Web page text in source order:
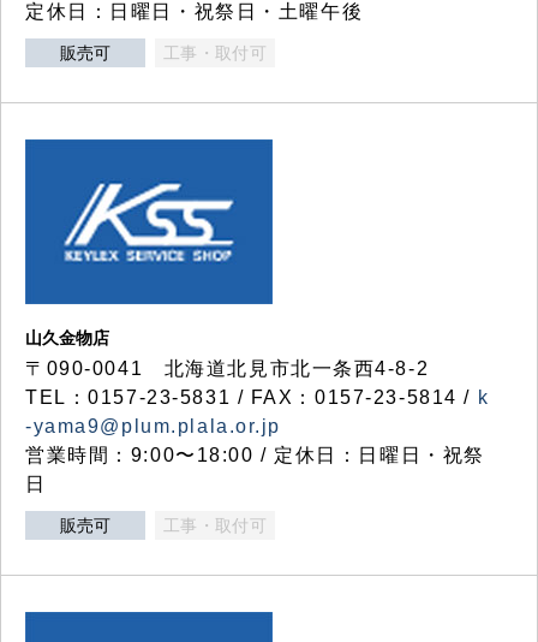
定休日：日曜日・祝祭日・土曜午後
販売可 工事・取付可
山久金物店
〒090-0041 北海道北見市北一条西4-8-2
TEL：0157-23-5831 / FAX：0157-23-5814 / k
-yama9@plum.plala.or.jp
営業時間：9:00〜18:00 / 定休日：日曜日・祝祭
日
販売可 工事・取付可